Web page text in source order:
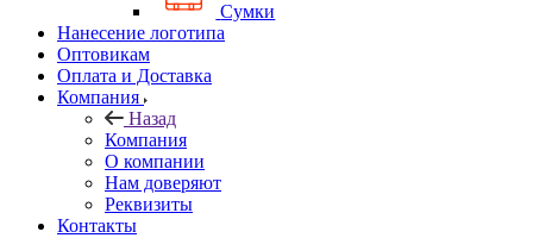
Сумки
Нанесение логотипа
Оптовикам
Оплата и Доставка
Компания
Назад
Компания
О компании
Нам доверяют
Реквизиты
Контакты